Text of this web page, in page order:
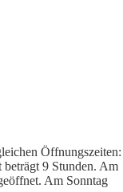
Öffnungszeiten:
9 Stunden. Am
Am Sonntag